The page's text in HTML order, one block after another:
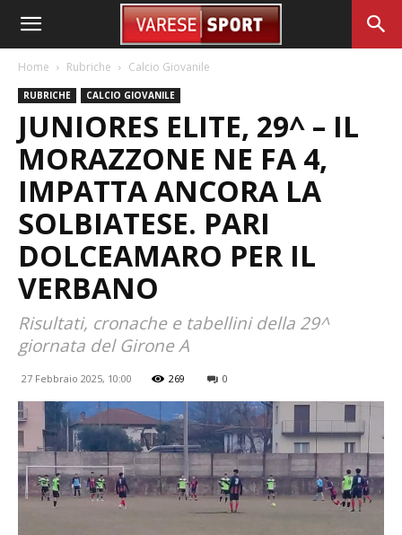
Home Rubriche Calcio Giovanile
RUBRICHE CALCIO GIOVANILE
JUNIORES ELITE, 29^ – IL
MORAZZONE NE FA 4,
IMPATTA ANCORA LA
SOLBIATESE. PARI
DOLCEAMARO PER IL
VERBANO
Risultati, cronache e tabellini della 29^
giornata del Girone A
27 Febbraio 2025, 10:00 269 0